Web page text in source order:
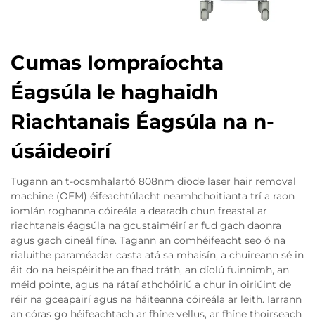
Cumas Iompraíochta
Éagsúla le haghaidh
Riachtanais Éagsúla na n-
úsáideoirí
Tugann an t-ocsmhalartó 808nm diode laser hair removal
machine (OEM) éifeachtúlacht neamhchoitianta trí a raon
iomlán roghanna cóireála a dearadh chun freastal ar
riachtanais éagsúla na gcustaiméirí ar fud gach daonra
agus gach cineál fíne. Tagann an comhéifeacht seo ó na
rialuithe paraméadar casta atá sa mhaisín, a chuireann sé in
áit do na heispéirithe an fhad tráth, an díolú fuinnimh, an
méid pointe, agus na rátaí athchóiriú a chur in oiriúint de
réir na gceapairí agus na háiteanna cóireála ar leith. Iarrann
an córas go héifeachtach ar fhíne vellus, ar fhíne thoirseach